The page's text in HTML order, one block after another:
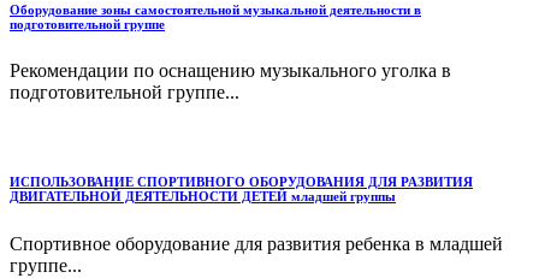
Оборудование зоны самостоятельной музыкальной деятельности в
подготовительной группе
Рекомендации по оснащению музыкального уголка в
подготовительной группе...
ИСПОЛЬЗОВАНИЕ СПОРТИВНОГО ОБОРУДОВАНИЯ ДЛЯ РАЗВИТИЯ
ДВИГАТЕЛЬНОЙ ДЕЯТЕЛЬНОСТИ ДЕТЕЙ младшей группы
Спортивное оборудование для развития ребенка в младшей
группе...